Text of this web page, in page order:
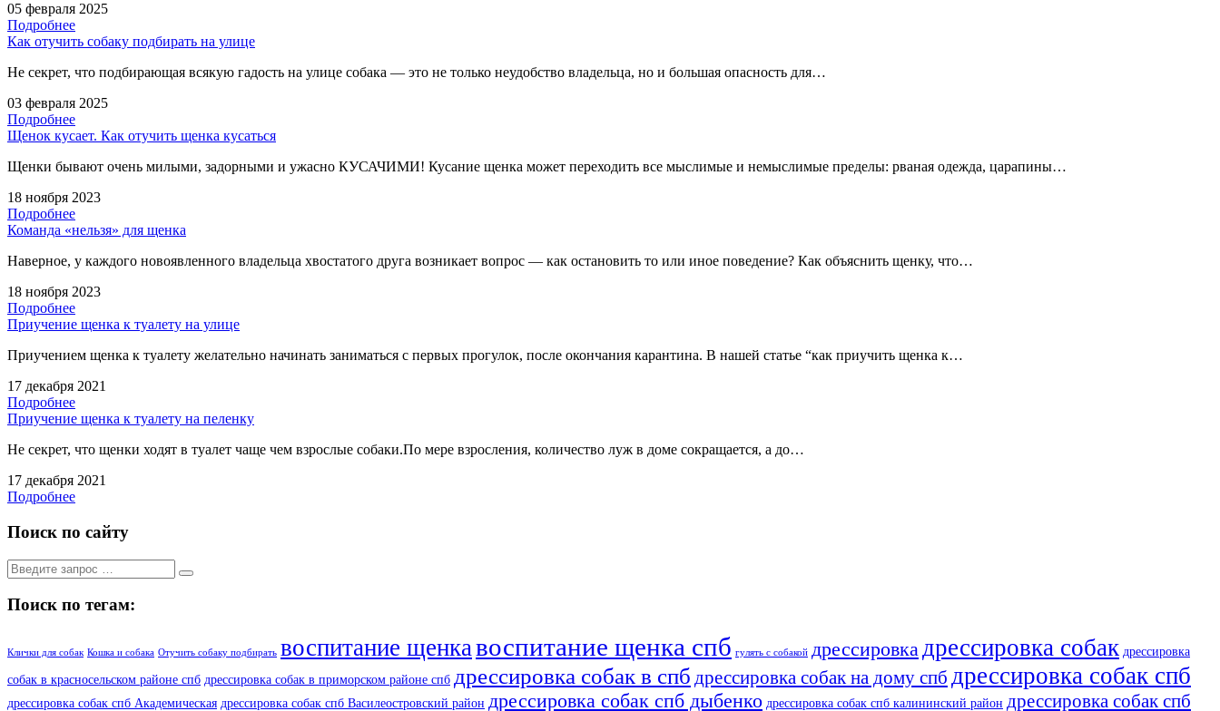
05 февраля 2025
Подробнее
Как отучить собаку подбирать на улице
Не секрет, что подбирающая всякую гадость на улице собака — это не только неудобство владельца, но и большая опасность для…
03 февраля 2025
Подробнее
Щенок кусает. Как отучить щенка кусаться
Щенки бывают очень милыми, задорными и ужасно КУСАЧИМИ! Кусание щенка может переходить все мыслимые и немыслимые пределы: рваная одежда, царапины…
18 ноября 2023
Подробнее
Команда «нельзя» для щенка
Наверное, у каждого новоявленного владельца хвостатого друга возникает вопрос — как остановить то или иное поведение? Как объяснить щенку, что…
18 ноября 2023
Подробнее
Приучение щенка к туалету на улице
Приучением щенка к туалету желательно начинать заниматься с первых прогулок, после окончания карантина. В нашей статье “как приучить щенка к…
17 декабря 2021
Подробнее
Приучение щенка к туалету на пеленку
Не секрет, что щенки ходят в туалет чаще чем взрослые собаки.По мере взросления, количество луж в доме сокращается, а до…
17 декабря 2021
Подробнее
Поиск по сайту
Поиск по тегам:
Клички для собак Кошка и собака Отучить собаку подбирать воспитание щенкавоспитание щенка спб гулять с собакой дрессировкадрессировка собак дрессировка
собак в красносельском районе спб дрессировка собак в приморском районе спб дрессировка собак в спб дрессировка собак на дому спб дрессировка собак спб
дрессировка собак спб Академическая дрессировка собак спб Василеостровский район дрессировка собак спб дыбенко дрессировка собак спб калининский район дрессировка собак спб